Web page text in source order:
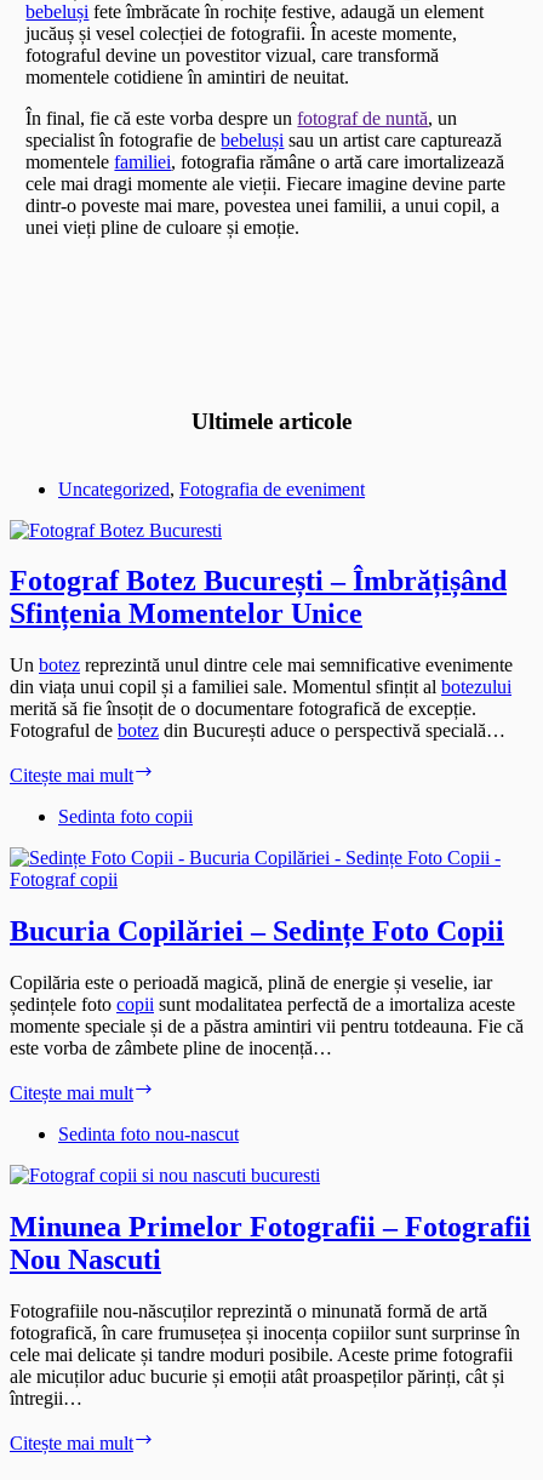
bebeluși fete îmbrăcate în rochițe festive, adaugă un element
jucăuș și vesel colecției de fotografii. În aceste momente,
fotograful devine un povestitor vizual, care transformă
momentele cotidiene în amintiri de neuitat.
În final, fie că este vorba despre unfotograf de nuntă, un
specialist în fotografie debebeluși sau un artist care capturează
momentelefamiliei, fotografia rămâne o artă care imortalizează
cele mai dragi momente ale vieții. Fiecare imagine devine parte
dintr-o poveste mai mare, povestea unei familii, a unui copil, a
unei vieți pline de culoare și emoție.
Ultimele articole
Uncategorized, Fotografia de eveniment
Fotograf Botez București – Îmbrățișând
Sfințenia Momentelor Unice
Un botez reprezintă unul dintre cele mai semnificative evenimente
din viața unui copil și a familiei sale. Momentul sfințit al botezului
merită să fie însoțit de o documentare fotografică de excepție.
Fotograful de botez din București aduce o perspectivă specială…
Citește mai mult
București
Îmbrățișând
Unice
Sedinta foto copii
Bucuria Copilăriei – Sedințe Foto Copii
Copilăria este o perioadă magică, plină de energie și veselie, iar
ședințele foto copii sunt modalitatea perfectă de a imortaliza aceste
momente speciale și de a păstra amintiri vii pentru totdeauna. Fie că
este vorba de zâmbete pline de inocență…
Citește mai mult
–
Foto
Sedinta foto nou-nascut
Minunea Primelor Fotografii – Fotografii
Nou Nascuti
Fotografiile nou-născuților reprezintă o minunată formă de artă
fotografică, în care frumusețea și inocența copiilor sunt surprinse în
cele mai delicate și tandre moduri posibile. Aceste prime fotografii
ale micuților aduc bucurie și emoții atât proaspeților părinți, cât și
întregii…
Citește mai mult